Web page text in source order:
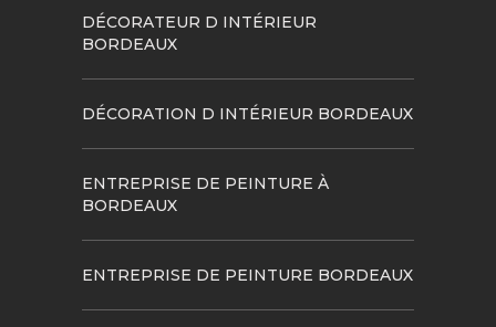
DÉCORATEUR D INTÉRIEUR
BORDEAUX
DÉCORATION D INTÉRIEUR BORDEAUX
ENTREPRISE DE PEINTURE À
BORDEAUX
ENTREPRISE DE PEINTURE BORDEAUX